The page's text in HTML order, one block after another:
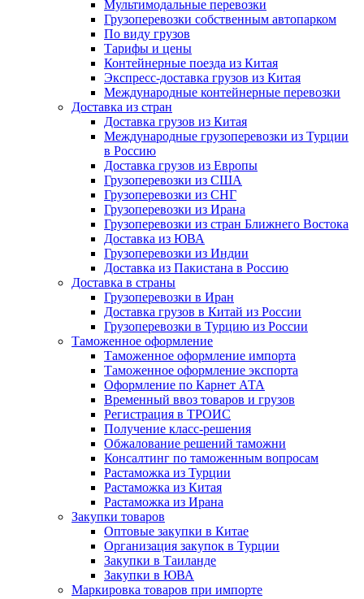
Мультимодальные перевозки
Грузоперевозки собственным автопарком
По виду грузов
Тарифы и цены
Контейнерные поезда из Китая
Экспресс-доставка грузов из Китая
Международные контейнерные перевозки
Доставка из стран
Доставка грузов из Китая
Международные грузоперевозки из Турции
в Россию
Доставка грузов из Европы
Грузоперевозки из США
Грузоперевозки из СНГ
Грузоперевозки из Ирана
Грузоперевозки из стран Ближнего Востока
Доставка из ЮВА
Грузоперевозки из Индии
Доставка из Пакистана в Россию
Доставка в страны
Грузоперевозки в Иран
Доставка грузов в Китай из России
Грузоперевозки в Турцию из России
Таможенное оформление
Таможенное оформление импорта
Таможенное оформление экспорта
Оформление по Карнет АТА
Временный ввоз товаров и грузов
Регистрация в ТРОИС
Получение класс-решения
Обжалование решений таможни
Консалтинг по таможенным вопросам
Растаможка из Турции
Растаможка из Китая
Растаможка из Ирана
Закупки товаров
Оптовые закупки в Китае
Организация закупок в Турции
Закупки в Таиланде
Закупки в ЮВА
Маркировка товаров при импорте